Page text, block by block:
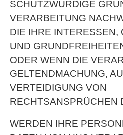
SCHUTZWÜRDIGE
VERARBEITUNG
DIE IHRE INTERESSEN,
UND
ODER WENN DIE
GELTENDMACHUNG,
VERTEIDIGUNG VON
RECHTSANSPRÜCHEN
WERDEN IHRE